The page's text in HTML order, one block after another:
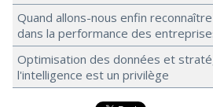
Quand allons-nous enfin
dans la performance des
Optimisation des données et
l'intelligence est un privilège